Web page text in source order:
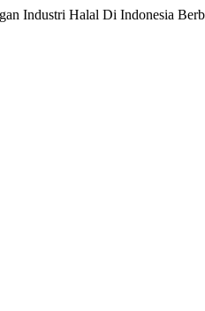
Industri Halal Di Indonesia